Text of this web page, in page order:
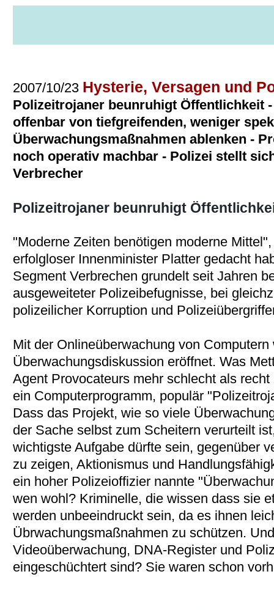
2007/10/23 Hysterie, Versagen und
Polizeitrojaner beunruhigt Öffentlichkeit
offenbar von tiefgreifenden, weniger
Überwachungsmaßnahmen ablenken -
noch operativ machbar - Polizei stellt
Verbrecher
Polizeitrojaner beunruhigt
"Moderne Zeiten benötigen moderne
erfolgloser Innenminister Platter gedacht
Segment Verbrechen grundelt seit Jahren
ausgeweiteter Polizeibefugnisse, bei
polizeilicher Korruption und
Mit der Onlineüberwachung von
Überwachungsdiskussion eröffnet. Was
Agent Provocateurs mehr schlecht als
ein Computerprogramm, populär
Dass das Projekt, wie so viele
der Sache selbst zum Scheitern verurteilt
wichtigste Aufgabe dürfte sein, gegenüber
zu zeigen, Aktionismus und
ein hoher Polizeioffizier nannte
wen wohl? Kriminelle, die wissen dass sie
werden unbeeindruckt sein, da es ihnen
Übrwachungsmaßnahmen zu schützen.
Videoüberwachung, DNA-Register und
eingeschüchtert sind? Sie waren schon